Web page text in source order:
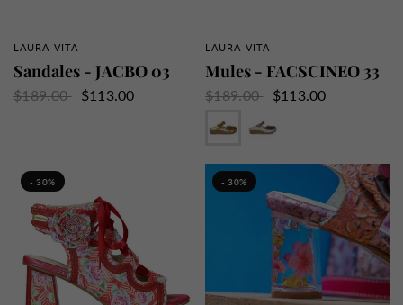
APERÇU RAPIDE
LAURA VITA
Sandales - JACBO 03
$189.00 $113.00
APERÇU RAPIDE
LAURA VITA
Mules - FACSCINEO 33
$189.00
$113.00
- 30% - 30%